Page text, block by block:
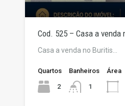
Cod. 525 – Casa a venda
Casa a venda no Buritis…
Quartos
2
Banheiros
1
Área